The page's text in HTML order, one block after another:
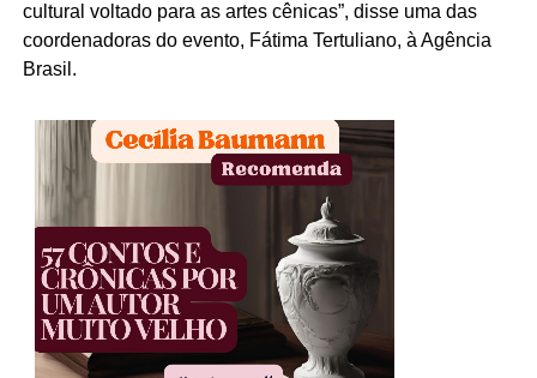
cultural voltado para as artes cênicas”, disse uma das
coordenadoras do evento, Fátima Tertuliano, à Agência
Brasil.